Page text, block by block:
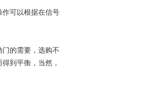
作可以根据在信号
的需要，选购不
到平衡，当然，